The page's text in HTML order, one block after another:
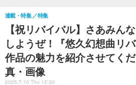
【祝リバイバル】さあみん
しようぜ！『悠久幻想曲リ
作品の魅力を紹介させてく
真・画像
連載・特集 特集
2025.7.10 Thu 12:30